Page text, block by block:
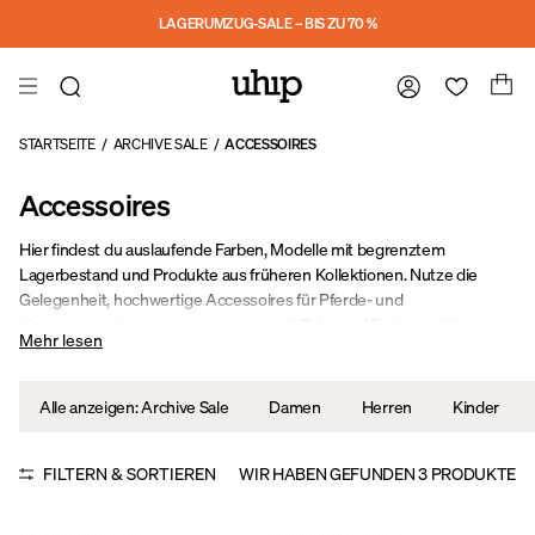
LAGERUMZUG-SALE – BIS ZU 70 %
STARTSEITE / ARCHIVE SALE / ACCESSOIRES
Accessoires
Hier findest du auslaufende Farben, Modelle mit begrenztem
Lagerbestand und Produkte aus früheren Kollektionen. Nutze die
Gelegenheit, hochwertige Accessoires für Pferde- und
Langlebigkeit und Stil entworfen wurden. Fantastische Produkte zu
Garderobe ergänzen möchten!
Mehr lesen
Alle anzeigen: Archive Sale Damen Herren Kinder
FILTERN & SORTIEREN WIR HABEN GEFUNDEN3 PRODUKTE